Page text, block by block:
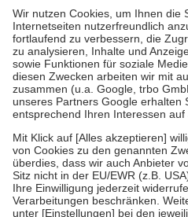
gesetzliche Krankenversicherung
Kosten dafür, der Versicherte trägt
mit.
Grundsätzlich leisten Mitglieder
Prozent des Abgabepreises,
höchstens zehn Euro.Es sind
tatsächlichen Kosten der Leistung
Diese Regeln gelten grundsätzlich
Bei Heilmitteln und häuslicher
Zuzahlung zehn Prozent der
Verordnung.
Um das Engagement der
zu stärken und die besondere